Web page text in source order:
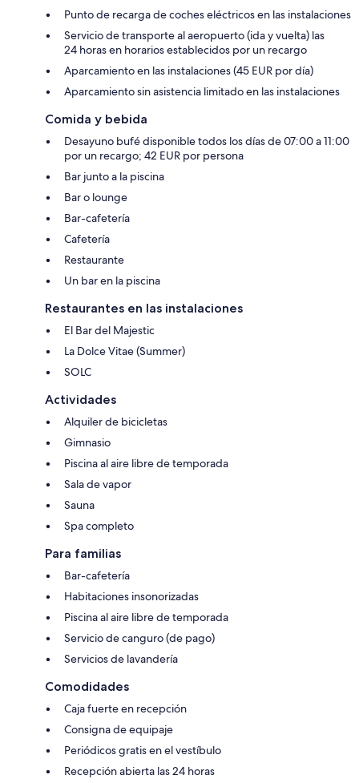
Punto de recarga de coches eléctricos en las instalaciones
Servicio de transporte al aeropuerto (ida y vuelta) las
24 horas en horarios establecidos por un recargo
Aparcamiento en las instalaciones (45 EUR por día)
Aparcamiento sin asistencia limitado en las instalaciones
Comida y bebida
Desayuno bufé disponible todos los días de 07:00 a 11:00
por un recargo; 42 EUR por persona
Bar junto a la piscina
Bar o lounge
Bar-cafetería
Cafetería
Restaurante
Un bar en la piscina
Restaurantes en las instalaciones
El Bar del Majestic
La Dolce Vitae (Summer)
SOLC
Actividades
Alquiler de bicicletas
Gimnasio
Piscina al aire libre de temporada
Sala de vapor
Sauna
Spa completo
Para familias
Bar-cafetería
Habitaciones insonorizadas
Piscina al aire libre de temporada
Servicio de canguro (de pago)
Servicios de lavandería
Comodidades
Caja fuerte en recepción
Consigna de equipaje
Periódicos gratis en el vestíbulo
Recepción abierta las 24 horas